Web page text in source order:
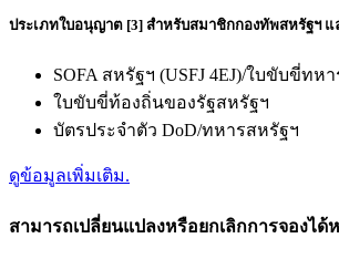
ประเภทใบอนุญาต [3] สำหรับสมาชิกกองทัพสหรัฐฯ
SOFA สหรัฐฯ (USFJ 4EJ)/ใบขับขี่ทหา
ใบขับขี่ท้องถิ่นของรัฐสหรัฐฯ
บัตรประจำตัว DoD/ทหารสหรัฐฯ
ดูข้อมูลเพิ่มเติม.
สามารถเปลี่ยนแปลงหรือยกเลิกการจองได้